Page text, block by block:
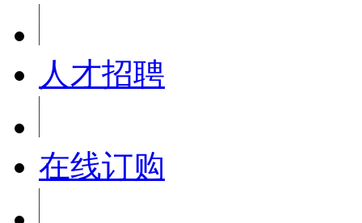
人才招聘
在线订购